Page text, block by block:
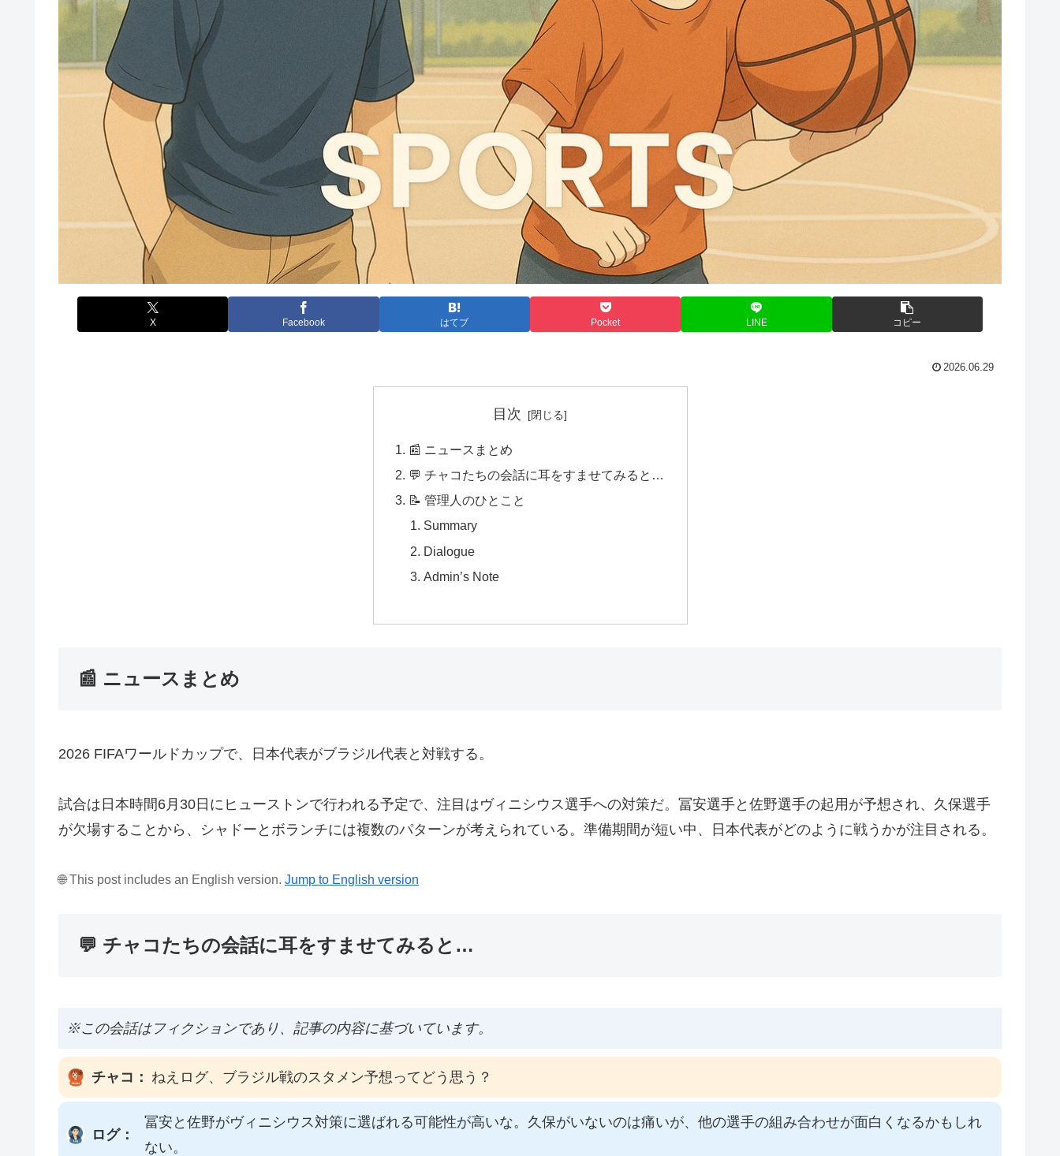
X Facebook はてブ Pocket LINE コピー
2026.06.29
目次
📰 ニュースまとめ
💬 チャコたちの会話に耳をすませてみると…
📝 管理人のひとこと
Summary
Dialogue
Admin’s Note
📰 ニュースまとめ
2026 FIFAワールドカップで、日本代表がブラジル代表と対戦する。
試合は日本時間6月30日にヒューストンで行われる予定で、注目はヴィニシウス選手への対策だ。冨安選手と佐野選手の起用が予想され、久保選手
が欠場することから、シャドーとボランチには複数のパターンが考えられている。準備期間が短い中、日本代表がどのように戦うかが注目される。
🌐 This post includes an English version. Jump to English version
💬 チャコたちの会話に耳をすませてみると…
※この会話はフィクションであり、記事の内容に基づいています。
チャコ： ねえログ、ブラジル戦のスタメン予想ってどう思う？
ログ：
冨安と佐野がヴィニシウス対策に選ばれる可能性が高いな。久保がいないのは痛いが、他の選手の組み合わせが面白くなるかもしれ
ない。